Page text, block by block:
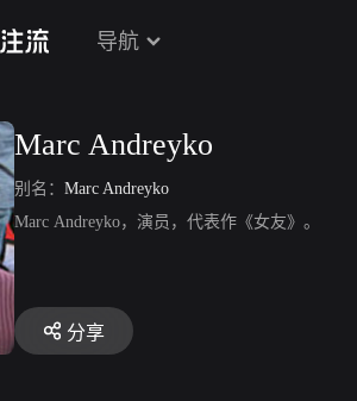
导航
Marc Andreyko
别名： Marc Andreyko
Marc Andreyko，演员，代表作《女友》。
分享